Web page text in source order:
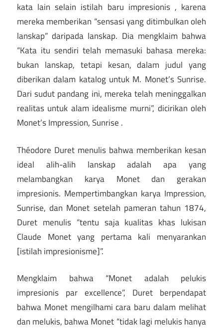
kata lain selain istilah baru impresionis , karena
mereka memberikan “sensasi yang ditimbulkan oleh
lanskap” daripada lanskap. Dia mengklaim bahwa
“Kata itu sendiri telah memasuki bahasa mereka:
bukan lanskap, tetapi kesan, dalam judul yang
diberikan dalam katalog untuk M. Monet’s Sunrise.
Dari sudut pandang ini, mereka telah meninggalkan
realitas untuk alam idealisme murni”, dicirikan oleh
Monet’s Impression, Sunrise .
Théodore Duret menulis bahwa memberikan kesan
ideal alih-alih lanskap adalah apa yang
melambangkan karya Monet dan gerakan
impresionis. Mempertimbangkan karya Impression,
Sunrise, dan Monet setelah pameran tahun 1874,
Duret menulis “tentu saja kualitas khas lukisan
Claude Monet yang pertama kali menyarankan
[istilah impresionisme]”.
Mengklaim bahwa “Monet adalah pelukis
impresionis par excellence”, Duret berpendapat
bahwa Monet mengilhami cara baru dalam melihat
dan melukis, bahwa Monet “tidak lagi melukis hanya